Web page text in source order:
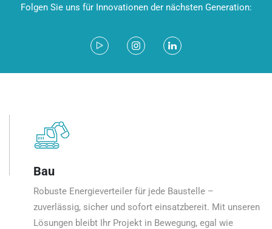
Folgen Sie uns für Innovationen der nächsten Generation:
Bau
Robuste Energieverteiler für jede Baustelle –
zuverlässig, sicher und sofort einsatzbereit. Mit unseren
Lösungen bleibt Ihr Projekt in Bewegung, egal wie